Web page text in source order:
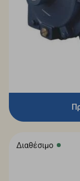
Διαθέσιμο